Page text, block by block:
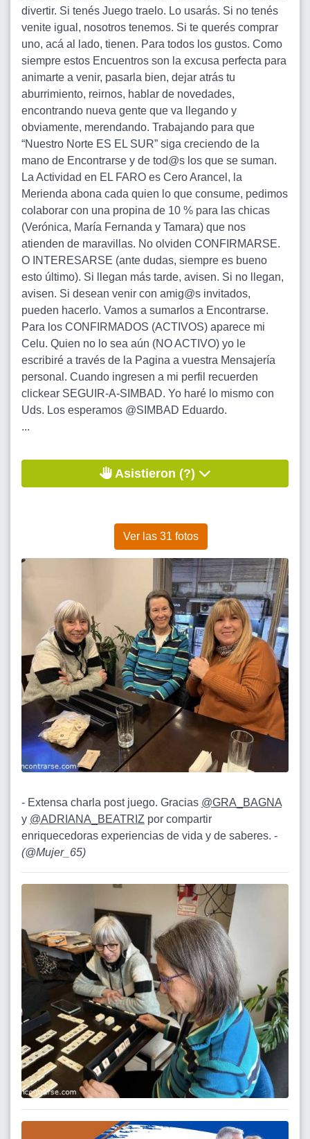
divertir. Si tenés Juego traelo. Lo usarás. Si no tenés
venite igual, nosotros tenemos. Si te querés comprar
uno, acá al lado, tienen. Para todos los gustos. Como
siempre estos Encuentros son la excusa perfecta para
animarte a venir, pasarla bien, dejar atrás tu
aburrimiento, reirnos, hablar de novedades,
encontrando nueva gente que va llegando y
obviamente, merendando. Trabajando para que
“Nuestro Norte ES EL SUR” siga creciendo de la
mano de Encontrarse y de tod@s los que se suman.
La Actividad en EL FARO es Cero Arancel, la
Merienda abona cada quien lo que consume, pedimos
colaborar con una propina de 10 % para las chicas
(Verónica, María Fernanda y Tamara) que nos
atienden de maravillas. No olviden CONFIRMARSE.
O INTERESARSE (ante dudas, siempre es bueno
esto último). Si llegan más tarde, avisen. Si no llegan,
avisen. Si desean venir con amig@s invitados,
pueden hacerlo. Vamos a sumarlos a Encontrarse.
Para los CONFIRMADOS (ACTIVOS) aparece mi
Celu. Quien no lo sea aún (NO ACTIVO) yo le
escribiré a través de la Pagina a vuestra Mensajería
personal. Cuando ingresen a mi perfil recuerden
clickear SEGUIR-A-SIMBAD. Yo haré lo mismo con
Uds. Los esperamos @SIMBAD Eduardo.
...
Asistieron (?)
Ver las 31 fotos
- Extensa charla post juego. Gracias @GRA_BAGNA
y @ADRIANA_BEATRIZ por compartir
enriquecedoras experiencias de vida y de saberes. -
(@Mujer_65)